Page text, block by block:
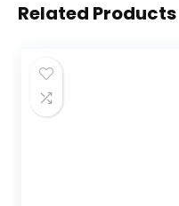
Related Products